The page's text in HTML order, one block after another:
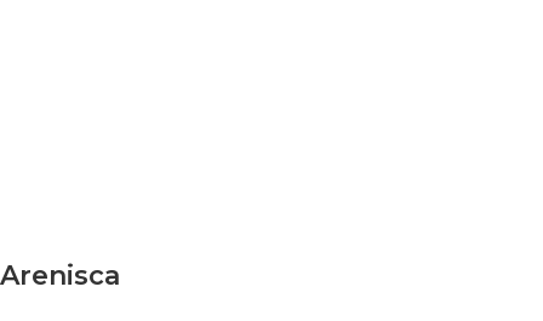
Arenisca